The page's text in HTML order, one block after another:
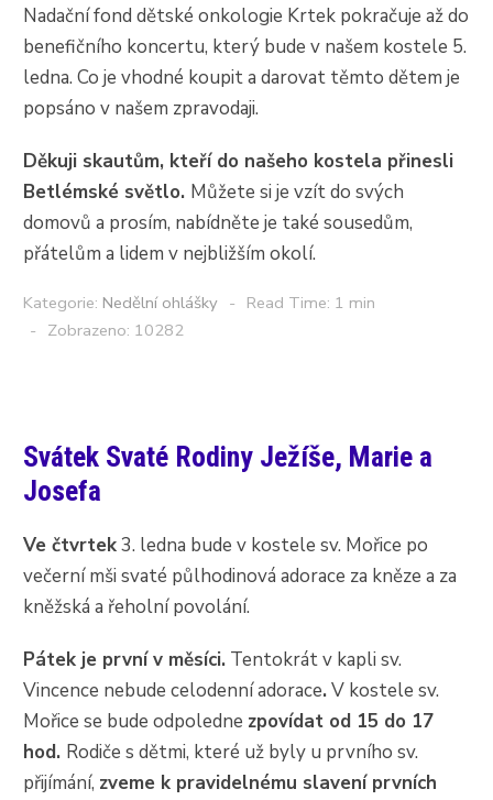
Nadační fond dětské onkologie Krtek pokračuje až do
benefičního koncertu, který bude v našem kostele 5.
ledna. Co je vhodné koupit a darovat těmto dětem je
popsáno v našem zpravodaji.
Děkuji skautům, kteří do našeho kostela přinesli
Betlémské světlo. Můžete si je vzít do svých
domovů a prosím, nabídněte je také sousedům,
přátelům a lidem v nejbližším okolí.
Kategorie: Nedělní ohlášky
Read Time: 1 min
Zobrazeno: 10282
Svátek Svaté Rodiny Ježíše, Marie a
Josefa
Ve čtvrtek3. ledna bude v kostele sv. Mořice po
večerní mši svaté půlhodinová adorace za kněze a za
kněžská a řeholní povolání.
Pátek je první v měsíci. Tentokrát v kapli sv.
Vincence nebude celodenní adorace.V kostele sv.
Mořice se bude odpoledne zpovídat od 15 do 17
hod. Rodiče s dětmi, které už byly u prvního sv.
přijímání, zveme k pravidelnému slavení prvních